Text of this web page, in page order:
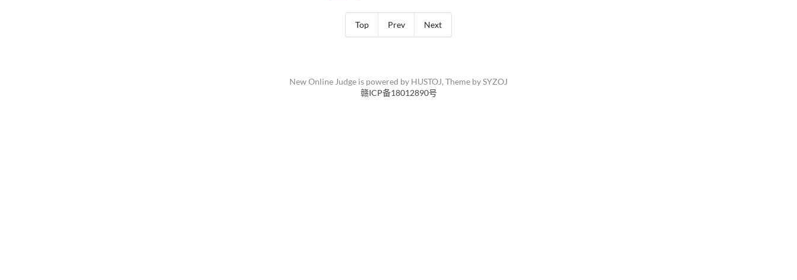
Top Prev Next
New Online Judge is powered by HUSTOJ, Theme bySYZOJ
赣ICP备18012890号